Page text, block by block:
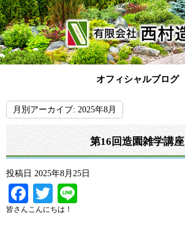
オフィシャルブログ
月別アーカイブ: 2025年8月
第16回造園雑学講座
投稿日 2025年8月25日
Facebook
Twitter
皆さんこんにちは！